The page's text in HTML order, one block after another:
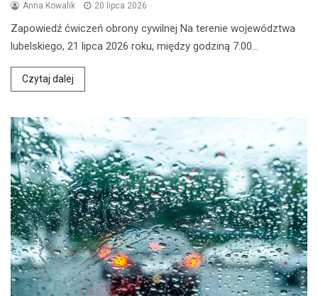
Anna Kowalik 20 lipca 2026
Zapowiedź ćwiczeń obrony cywilnej Na terenie województwa
lubelskiego, 21 lipca 2026 roku, między godziną 7:00…
Czytaj dalej